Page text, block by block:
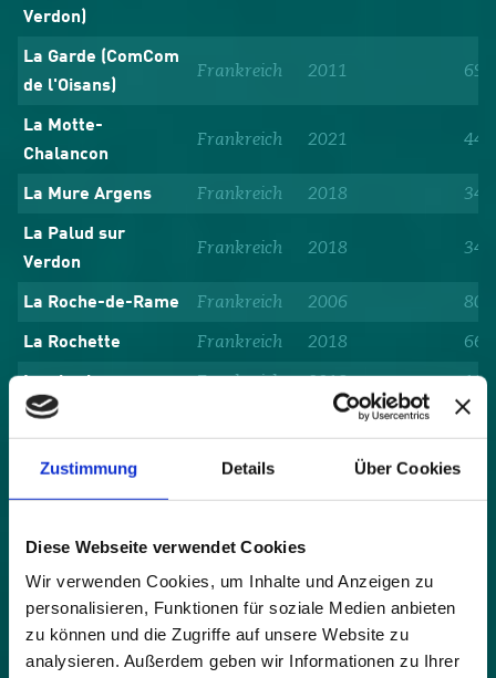
Zustimmung Details Über Cookies
Diese Webseite verwendet Cookies
Wir verwenden Cookies, um Inhalte und Anzeigen zu
personalisieren, Funktionen für soziale Medien anbieten
zu können und die Zugriffe auf unsere Website zu
analysieren. Außerdem geben wir Informationen zu Ihrer
Verdon)
La Garde (ComCom
de l'Oisans)
Frankreich 2011 69
La Motte-
Chalancon
Frankreich 2021 445
La Mure Argens Frankreich 2018 347
La Palud sur
Verdon
Frankreich 2018 347
La Roche-de-Rame Frankreich 2006 805
La Rochette Frankreich 2018 66
Frankreich 2018 103
Langenegg
Laussa Österreich
Laval-d'Aix Frankreich 2021 120
Le Bourg d’Oisans Frankreich
Le Freney-d'Oisans Frankreich 2011
Le Fugeret Frankreich 2018
Le Monêtier-les-